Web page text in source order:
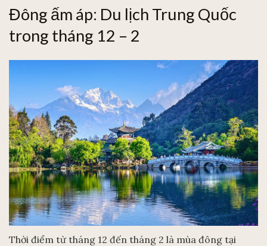
Đông ấm áp: Du lịch Trung Quốc
trong tháng 12 – 2
Thời điểm từ tháng 12 đến tháng 2 là mùa đông tại